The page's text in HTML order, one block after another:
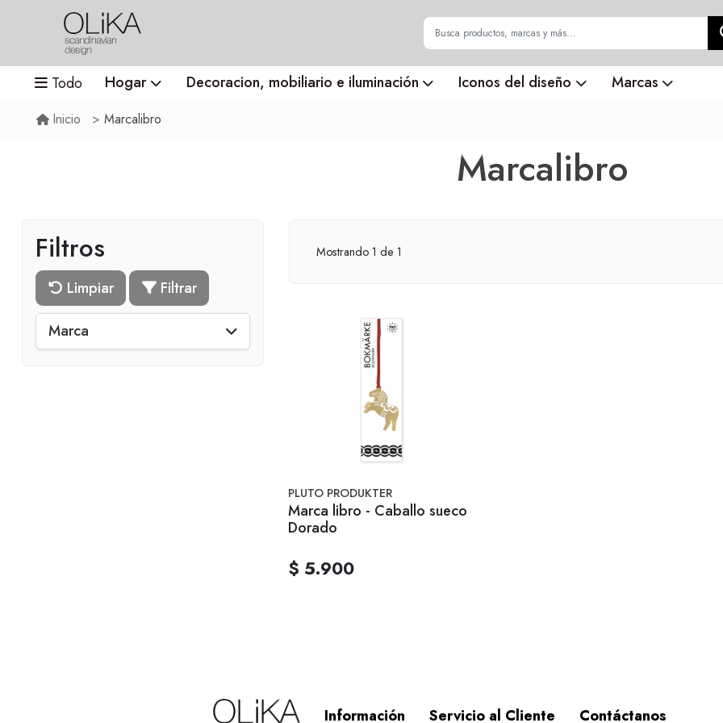
Todo Hogar Decoracion, mobiliario e iluminación Iconos del diseño Marcas
Inicio Marcalibro
Marcalibro
Filtros
Limpiar Filtrar
Marca
Mostrando 1 de 1
PLUTO PRODUKTER
Marca libro - Caballo sueco
Dorado
$ 5.900
Información Servicio al Cliente Contáctanos